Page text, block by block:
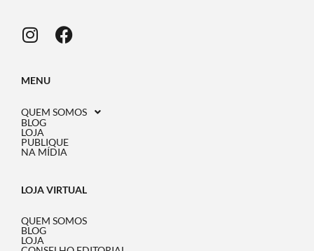
MENU
QUEM SOMOS
BLOG
LOJA
PUBLIQUE
NA MÍDIA
LOJA VIRTUAL
QUEM SOMOS
BLOG
LOJA